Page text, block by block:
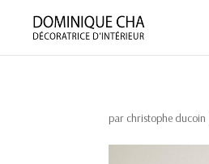
par christophe ducoin